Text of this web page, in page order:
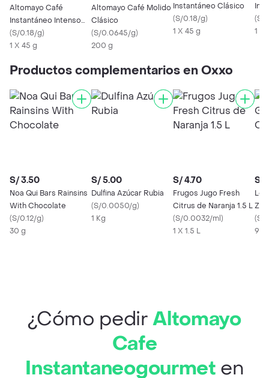
Altomayo Café
Instantáneo Intenso
Gourmet
(S/0.18/g)
1 X 45 g
Altomayo Café Molido
Clásico
(S/0.0645/g)
200 g
Instantáneo Clásico
(S/0.18/g)
1 X 45 g
(S/
1 X
Productos complementarios en Oxxo
S/ 3.50
Noa Qui Bars Rainsins
With Chocolate
(S/0.12/g)
30 g
S/ 5.00
Dulfina Azúcar Rubia
(S/0.0050/g)
1 Kg
S/ 4.70
Frugos Jugo Fresh
Citrus de Naranja 1.5 L
(S/0.0032/ml)
1 X 1.5 L
S/
(S/
¿Cómo pedirAltomayo
Cafe
Instantaneogourmet en